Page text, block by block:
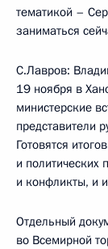
тематикой –
заниматься
С.Лавров:
19 ноября в
министерские
представители
Готовятся
и политических
и конфликты, и
Отдельный
во Всемирной